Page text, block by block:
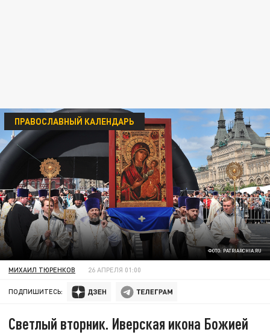
ФОТО: PATRIARCHIA.RU
ПРАВОСЛАВНЫЙ КАЛЕНДАРЬ
МИХАИЛ ТЮРЕНКОВ 26 АПРЕЛЯ 01:00
ПОДПИШИТЕСЬ:
Светлый вторник. Иверская икона Божией